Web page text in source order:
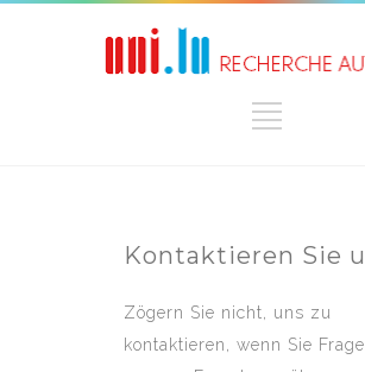
Kontaktieren Sie
Zögern Sie nicht, uns zu
kontaktieren, wenn Sie